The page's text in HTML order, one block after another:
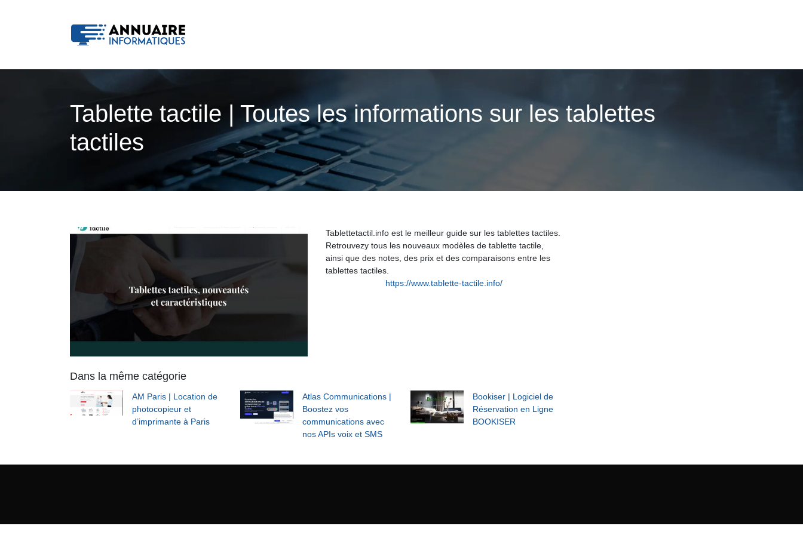
Tablette tactile | Toutes les infor­ma­tions sur les tablettes
tactiles
Tablettetactil.info est le meilleur guide sur les tablettes tactiles.
Retrouvezy tous les nouveaux modèles de tablette tactile,
ainsi que des notes, des prix et des comparaisons entre les
tablettes tactiles.
https://www.tablette-tactile.info/
Dans la même catégorie
AM Paris | Location de
photocopieur et
d’imprimante à Paris
Atlas Communications |
Boostez vos
communications avec
nos APIs voix et SMS
Bookiser | Logiciel de
Réservation en Ligne
BOOKISER